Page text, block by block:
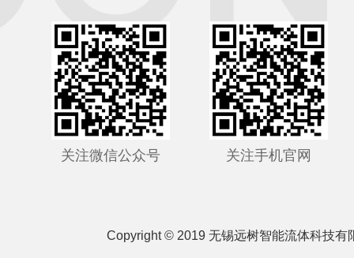
关注微信公众号 关注手机官网
Copyright © 2019 无锡远树智能流体科技